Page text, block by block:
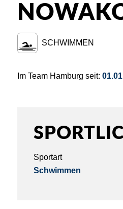
SCHWIMMEN
Im Team Hamburg seit:
Sportart
Schwimmen